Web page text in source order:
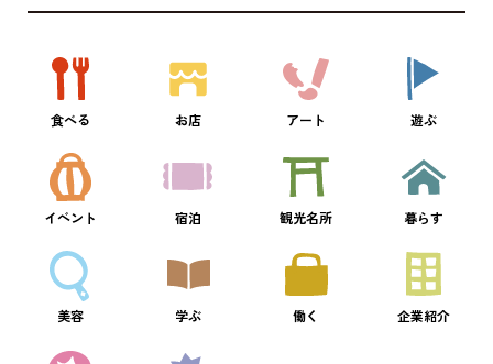
食べる お店 アート 遊ぶ
イベント 宿泊 観光名所 暮らす
美容 学ぶ 働く 企業紹介